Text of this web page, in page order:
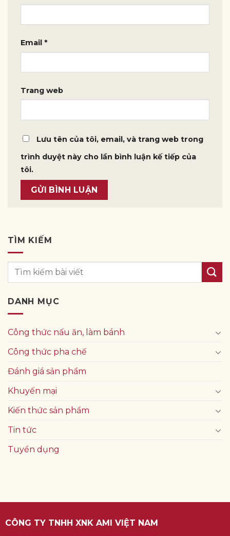
Email *
Trang web
Lưu tên của tôi, email, và trang web trong
trình duyệt này cho lần bình luận kế tiếp của
tôi.
TÌM KIẾM
DANH MỤC
Công thức nấu ăn, làm bánh
Công thức pha chế
Đánh giá sản phẩm
Khuyến mại
Kiến thức sản phẩm
Tin tức
Tuyển dụng
CÔNG TY TNHH XNK AMI VIỆT NAM